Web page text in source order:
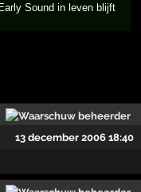
Sound in leven blijft
13 december 2006 18:40